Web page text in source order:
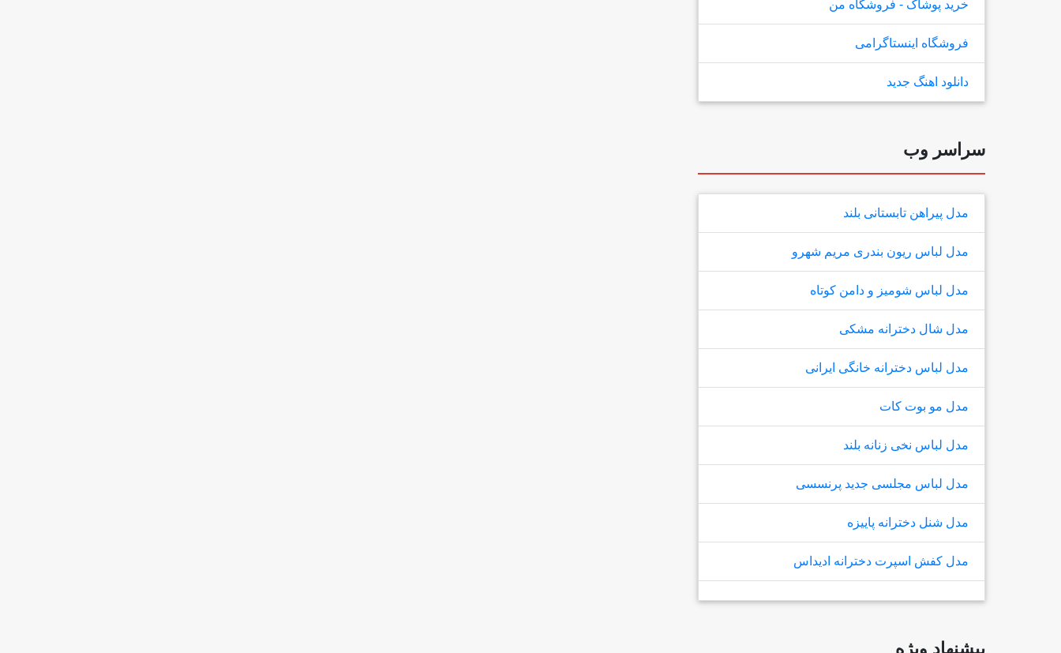
خرید پوشاک - فروشگاه من
فروشگاه اینستاگرامی
دانلود اهنگ جدید
سراسر وب
مدل پیراهن تابستانی بلند
مدل لباس ریون بندری مریم شهرو
مدل لباس شومیز و دامن کوتاه
مدل شال دخترانه مشکی
مدل لباس دخترانه خانگی ایرانی
مدل مو بوت کات
مدل لباس نخی زنانه بلند
مدل لباس مجلسی جدید پرنسسی
مدل شنل دخترانه پاییزه
مدل کفش اسپرت دخترانه ادیداس
پیشنهاد ویژه